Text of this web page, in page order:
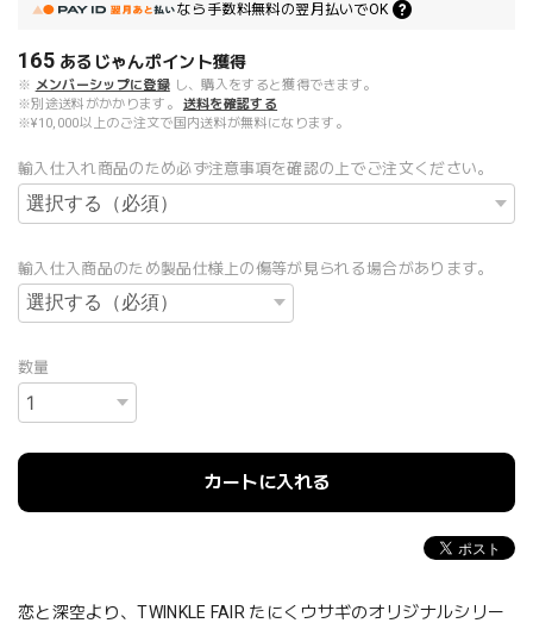
なら 手数料無料の翌月払いでOK
165 あるじゃんポイント獲得
※ メンバーシップに登録 し、購入をすると獲得できます。
※別途送料がかかります。
送料を確認する
※¥10,000以上のご注文で国内送料が無料になります。
輸入仕入れ商品のため必ず注意事項を確認の上でご注文ください。
輸入仕入商品のため製品仕様上の傷等が見られる場合があります。
数量
カートに入れる
恋と深空より、TWINKLE FAIR たにくウサギのオリジナルシリー